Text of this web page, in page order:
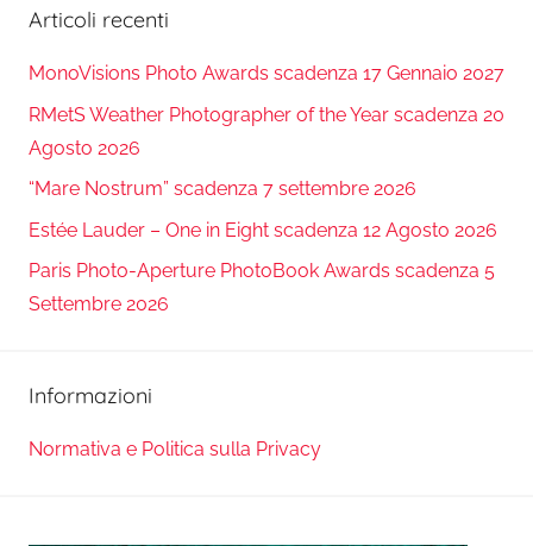
Articoli recenti
MonoVisions Photo Awards scadenza 17 Gennaio 2027
RMetS Weather Photographer of the Year scadenza 20
Agosto 2026
“Mare Nostrum” scadenza 7 settembre 2026
Estée Lauder – One in Eight scadenza 12 Agosto 2026
Paris Photo-Aperture PhotoBook Awards scadenza 5
Settembre 2026
Informazioni
Normativa e Politica sulla Privacy